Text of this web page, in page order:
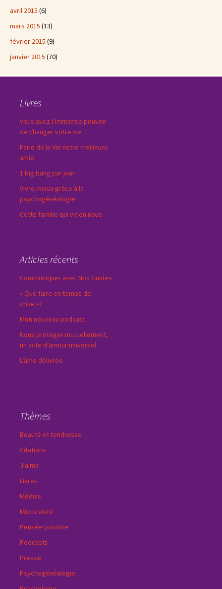
avril 2015 (6)
mars 2015 (13)
février 2015 (9)
janvier 2015 (70)
Livres
Vous avez l’immense pouvoir
de changer votre vie
Faire de la Vie notre meilleure
amie
1 big bang par jour
Vivre mieux grâce à la
psychogénéalogie
Cette famille qui vit en nous
Articles récents
Communiquer avec Nos Guides
« Que faire en temps de
crise »?
Mon nouveau podcast
Nous protéger mutuellement,
un acte d’amour universel
L’âme délivrée
Thèmes
Beauté et tendresse
Citations
J'aime
Livres
Médias
Mieux vivre
Pensée positive
Podcasts
Presse
Psychogénéalogie